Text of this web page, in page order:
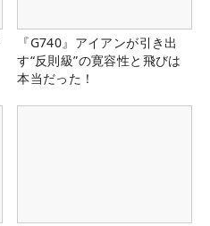
『G740』アイアンが引き出
す“反則級”の寛容性と飛びは
本当だった！